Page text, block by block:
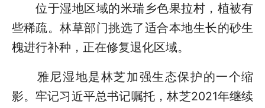
位于湿地区域的米瑞乡色果拉村，植被有
些稀疏。林草部门挑选了适合本地生长的砂生
槐进行补种，正在修复退化区域。
雅尼湿地是林芝加强生态保护的一个缩
影。牢记习近平总书记嘱托，林芝2021年继续